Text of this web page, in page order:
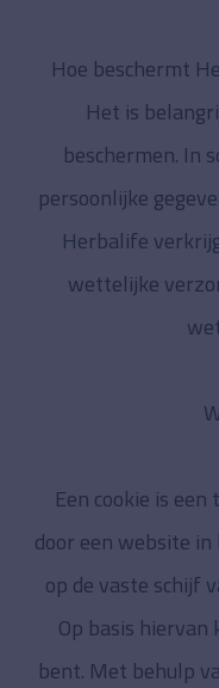
Hoe beschermt
Het is
beschermen. In
persoonlijke
Herbalife
wettelijke
Een cookie is
door een website
op de vaste schijf
Op basis
bent. Met behulp